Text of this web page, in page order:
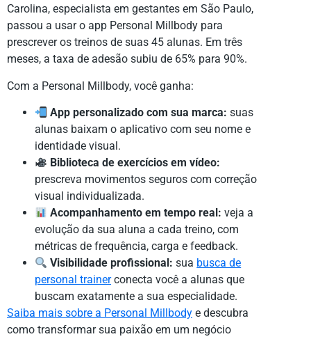
Carolina, especialista em gestantes em São Paulo,
passou a usar o app Personal Millbody para
prescrever os treinos de suas 45 alunas. Em três
meses, a taxa de adesão subiu de 65% para 90%.
Com a Personal Millbody, você ganha:
App personalizado com sua marca: suas
alunas baixam o aplicativo com seu nome e
identidade visual.
Biblioteca de exercícios em vídeo:
prescreva movimentos seguros com correção
visual individualizada.
Acompanhamento em tempo real: veja a
evolução da sua aluna a cada treino, com
métricas de frequência, carga e feedback.
Visibilidade profissional: sua busca de
personal trainerconecta você a alunas que
buscam exatamente a sua especialidade.
Saiba mais sobre a Personal Millbody e descubra
como transformar sua paixão em um negócio